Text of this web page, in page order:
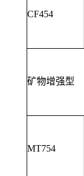
CF454
矿物增强型
MT754